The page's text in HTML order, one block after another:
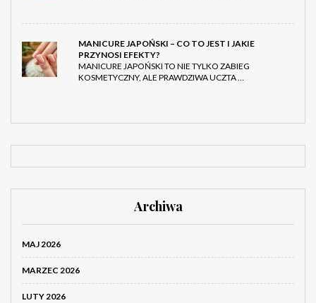
MANICURE JAPOŃSKI – CO TO JEST I JAKIE
PRZYNOSI EFEKTY?
MANICURE JAPOŃSKI TO NIE TYLKO ZABIEG
KOSMETYCZNY, ALE PRAWDZIWA UCZTA …
Archiwa
MAJ 2026
MARZEC 2026
LUTY 2026